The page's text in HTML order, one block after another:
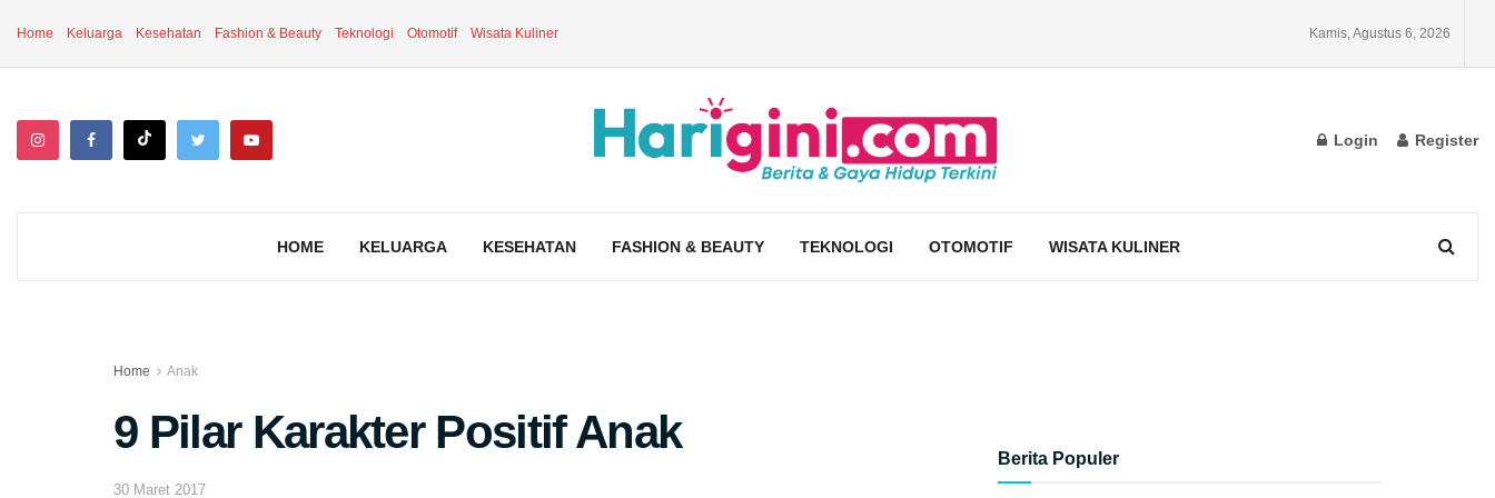
Home Keluarga Kesehatan Fashion & Beauty Teknologi Otomotif Wisata Kuliner Kamis, Agustus 6, 2026
Login Register
HOME KELUARGA KESEHATAN FASHION & BEAUTY TEKNOLOGI OTOMOTIF WISATA KULINER
Home Anak
9 Pilar Karakter Positif Anak
30 Maret 2017
Berita Populer